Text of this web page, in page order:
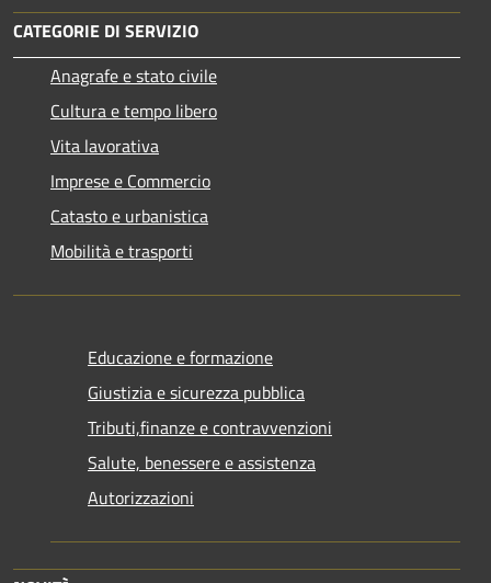
CATEGORIE DI SERVIZIO
Anagrafe e stato civile
Cultura e tempo libero
Vita lavorativa
Imprese e Commercio
Catasto e urbanistica
Mobilità e trasporti
Educazione e formazione
Giustizia e sicurezza pubblica
Tributi,finanze e contravvenzioni
Salute, benessere e assistenza
Autorizzazioni